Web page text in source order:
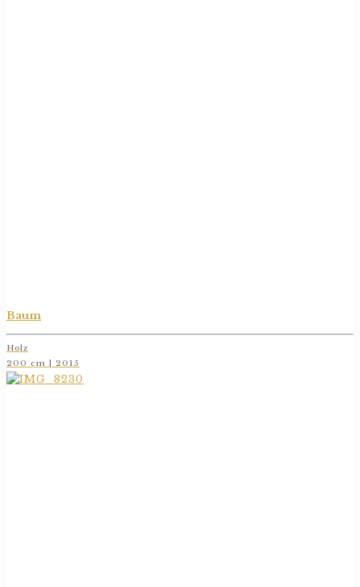
Baum
Holz
200 cm | 2015